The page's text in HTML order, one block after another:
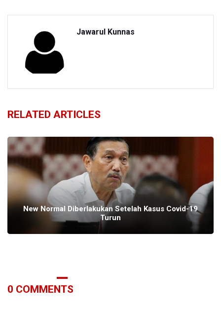
Jawarul Kunnas
RELATED ARTICLES
New Normal Diberlakukan Setelah Kasus Covid-19
Turun
0 COMMENTS